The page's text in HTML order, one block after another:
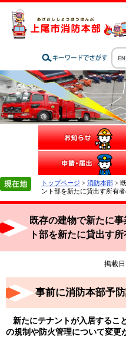
トップページ > 消防本部 >
ント部を新たに貸出す所有
既存の建物で新たに
ト部を新たに貸出す
掲載日
事前に消防本部予
新たにテナントが入居するこ
の規制や防火管理について変更